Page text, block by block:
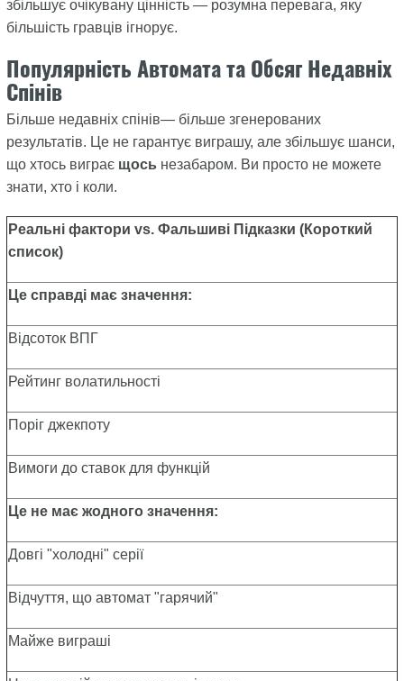
збільшує очікувану цінність — розумна перевага, яку
більшість гравців ігнорує.
Популярність Автомата та Обсяг Недавніх
Спінів
Більше недавніх спінів— більше згенерованих
результатів. Це не гарантує виграшу, але збільшує шанси,
що хтось виграє щось незабаром. Ви просто не можете
знати, хто і коли.
Реальні фактори vs. Фальшиві Підказки (Короткий
список)
Це справді має значення:
Відсоток ВПГ
Рейтинг волатильності
Поріг джекпоту
Вимоги до ставок для функцій
Це не має жодного значення:
Довгі "холодні" серії
Відчуття, що автомат "гарячий"
Майже виграші